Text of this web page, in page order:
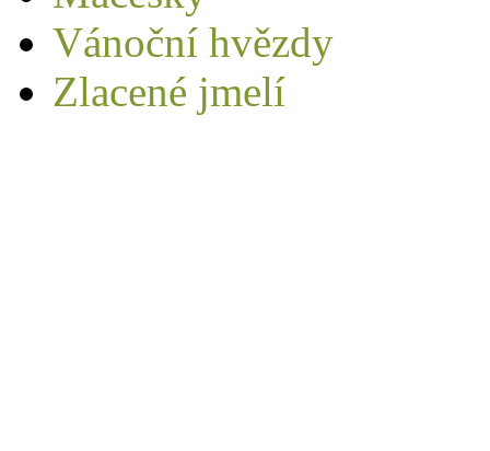
Vánoční hvězdy
Zlacené jmelí